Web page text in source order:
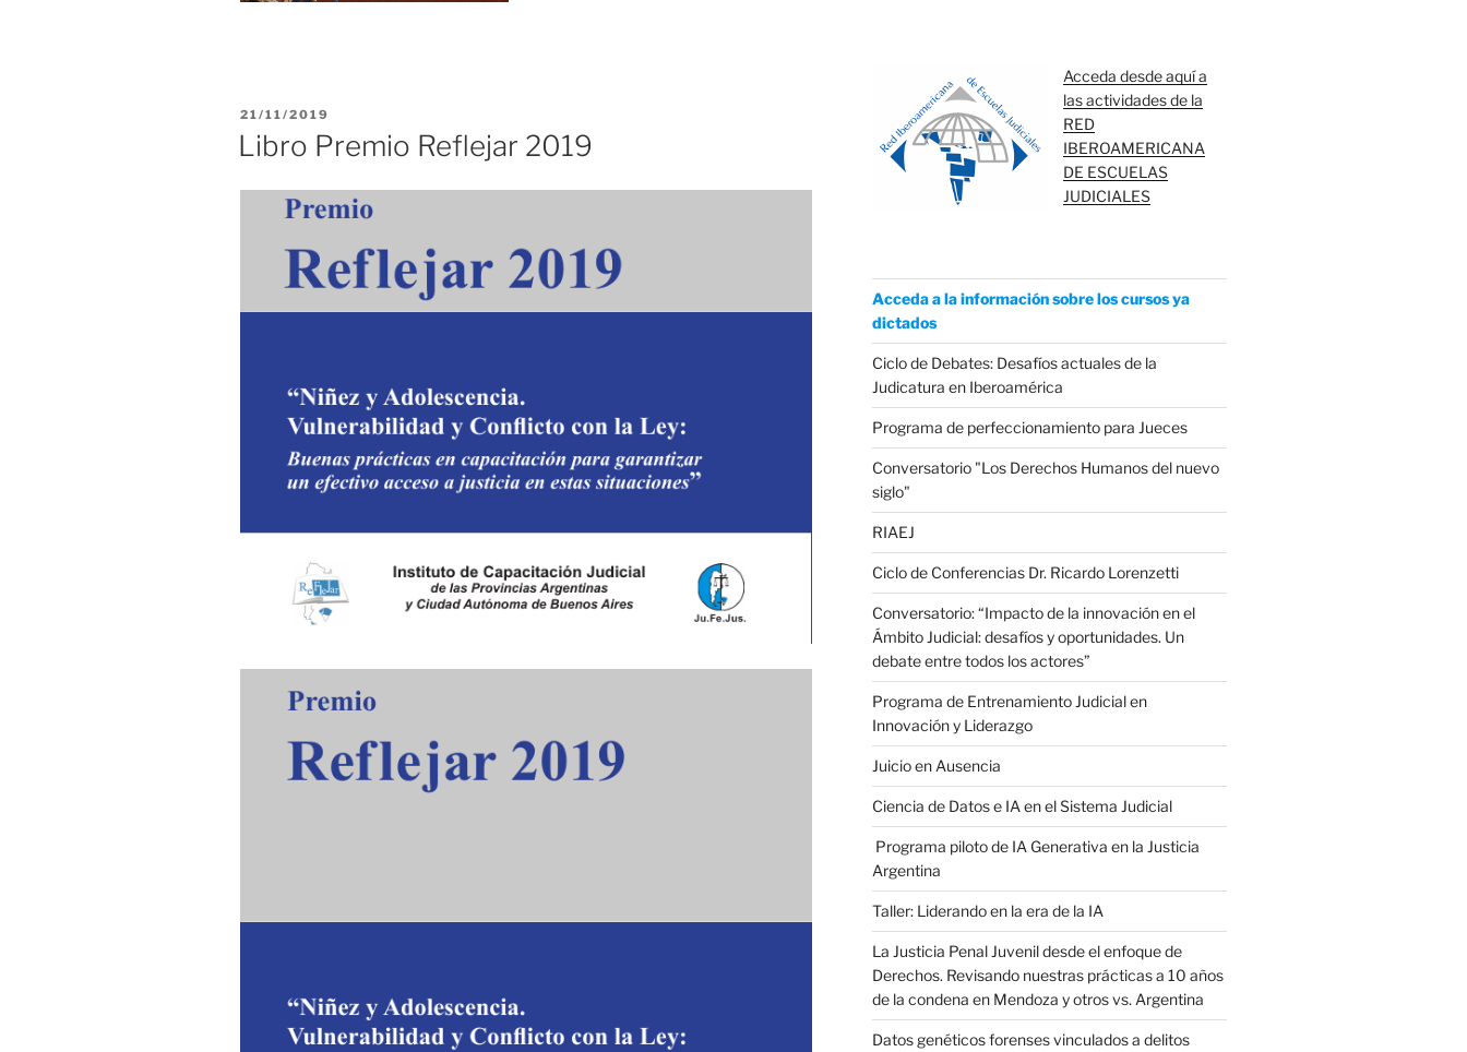
PUBLICADO
EL
21/11/2019
Libro Premio Reflejar 2019
Acceda desde aquí a
las actividades de la
RED
IBEROAMERICANA
DE ESCUELAS
JUDICIALES
Acceda a la información sobre los cursos ya
dictados
Ciclo de Debates: Desafíos actuales de la
Judicatura en Iberoamérica
Programa de perfeccionamiento para Jueces
Conversatorio "Los Derechos Humanos del nuevo
siglo"
RIAEJ
Ciclo de Conferencias Dr. Ricardo Lorenzetti
Conversatorio: “Impacto de la innovación en el
Ámbito Judicial: desafíos y oportunidades. Un
debate entre todos los actores”
Programa de Entrenamiento Judicial en
Innovación y Liderazgo
Juicio en Ausencia
Ciencia de Datos e IA en el Sistema Judicial
Programa piloto de IA Generativa en la Justicia
Argentina
Taller: Liderando en la era de la IA
La Justicia Penal Juvenil desde el enfoque de
Derechos. Revisando nuestras prácticas a 10 años
de la condena en Mendoza y otros vs. Argentina
Datos genéticos forenses vinculados a delitos